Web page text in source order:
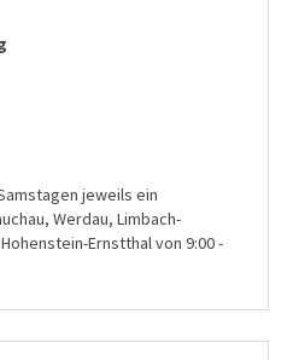
jeweils ein
Werdau, Limbach-
Ernstthal von 9:00 -